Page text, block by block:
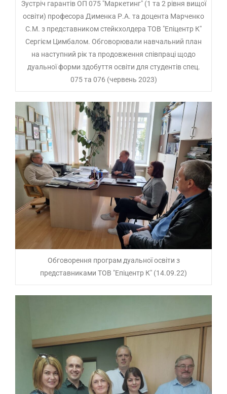
Зустріч гарантів ОП 075 "Маркетинг" (1 та 2 рівня вищої
освіти) професора Дименка Р.А. та доцента Марченко
С.М. з представником стейкхолдера ТОВ "Епіцентр К"
Сергієм Цимбалом. Обговорювали навчальний план
на наступний рік та продовження співпраці щодо
дуальної форми здобуття освіти для студентів спец.
075 та 076 (червень 2023)
Обговорення програм дуальної освіти з
представниками ТОВ "Епіцентр К" (14.09.22)